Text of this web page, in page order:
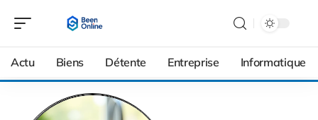
Actu Biens Détente Entreprise Informatique